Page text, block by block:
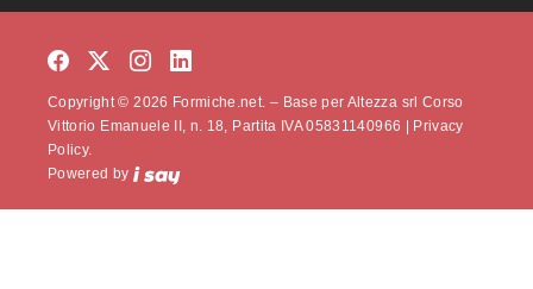
Copyright © 2026 Formiche.net. – Base per Altezza srl Corso
Vittorio Emanuele II, n. 18, Partita IVA 05831140966 |
Privacy
Policy.
Powered by